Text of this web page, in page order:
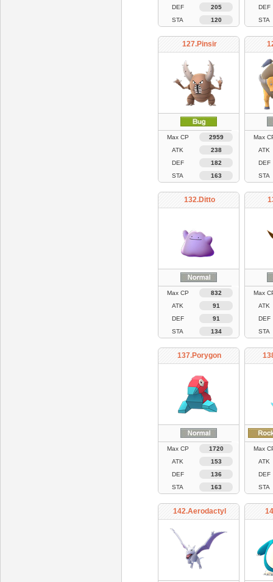
DEF
205
STA
120
DEF
STA
127.Pinsir
Max CP
2959
ATK
238
DEF
182
STA
163
Max
ATK
DEF
STA
132.Ditto
Max CP
832
ATK
91
DEF
91
STA
134
Max
ATK
DEF
STA
137.Porygon
Max CP
1720
ATK
153
DEF
136
STA
163
Max
ATK
DEF
STA
142.Aerodactyl